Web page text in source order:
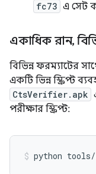
fc73 এ সেট
একাধিক রান,
বিভিন্ন ফরম্যাটের
একটি ভিন্ন স্ক্রিপ্ট
CtsVerifier.apk
পরীক্ষার স্ক্রিপ্ট:
python tools/